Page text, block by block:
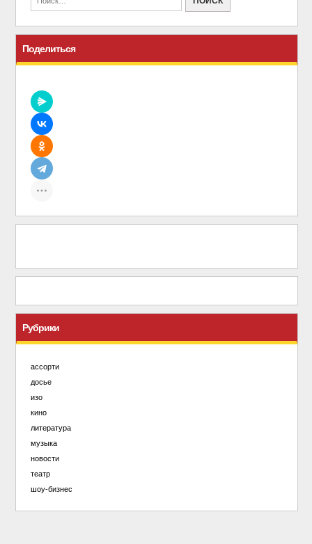
Поделиться
Рубрики
ассорти
досье
изо
кино
литература
музыка
новости
театр
шоу-бизнес